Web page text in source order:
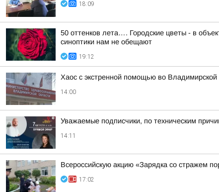
18:09
50 оттенков лета…. Городские цветы - в
синоптики нам не обещают
19:12
Хаос с экстренной помощью во Владимирской
14:00
Уважаемые подписчики, по техническим
14:11
Всероссийскую акцию «Зарядка со стражем
17:02